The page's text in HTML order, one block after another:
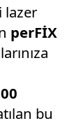
lazer
perFİX
bu